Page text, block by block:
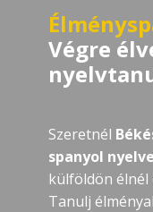
Végre
Szeretnél
spanyol
külföldön élnél
Tanulj